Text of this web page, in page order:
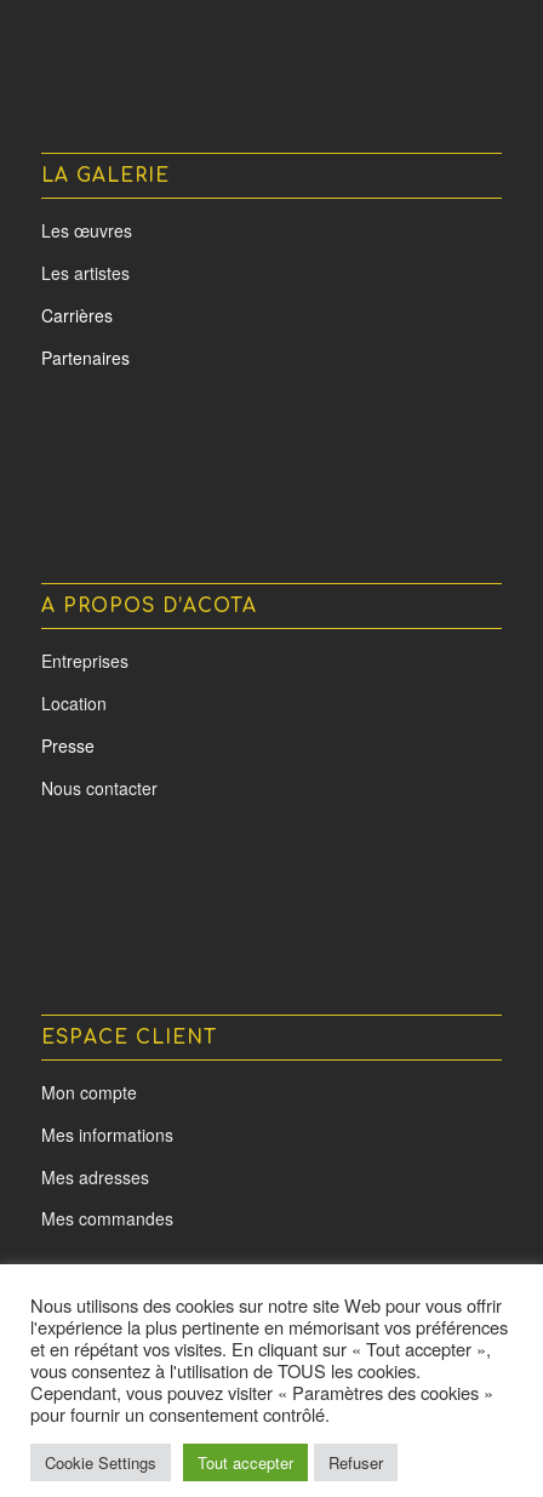
LA GALERIE
Les œuvres
Les artistes
Carrières
Partenaires
A PROPOS D’ACOTA
Entreprises
Location
Presse
Nous contacter
ESPACE CLIENT
Mon compte
Mes informations
Mes adresses
Mes commandes
@ L'oeil d'Acota - Made byYurcom
Nous utilisons des cookies sur notre site Web pour vous offrir
l'expérience la plus pertinente en mémorisant vos préférences
et en répétant vos visites. En cliquant sur « Tout accepter »,
vous consentez à l'utilisation de TOUS les cookies.
Cependant, vous pouvez visiter « Paramètres des cookies »
pour fournir un consentement contrôlé.
Cookie Settings Tout accepter Refuser